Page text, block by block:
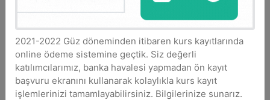
2021-2022 Güz döneminden itibaren kurs kayıtlarında
online ödeme sistemine geçtik. Siz değerli
katılımcılarımız, banka havalesi yapmadan ön kayıt
başvuru ekranını kullanarak kolaylıkla kurs kayıt
işlemlerinizi tamamlayabilirsiniz. Bilgilerinize sunarız.